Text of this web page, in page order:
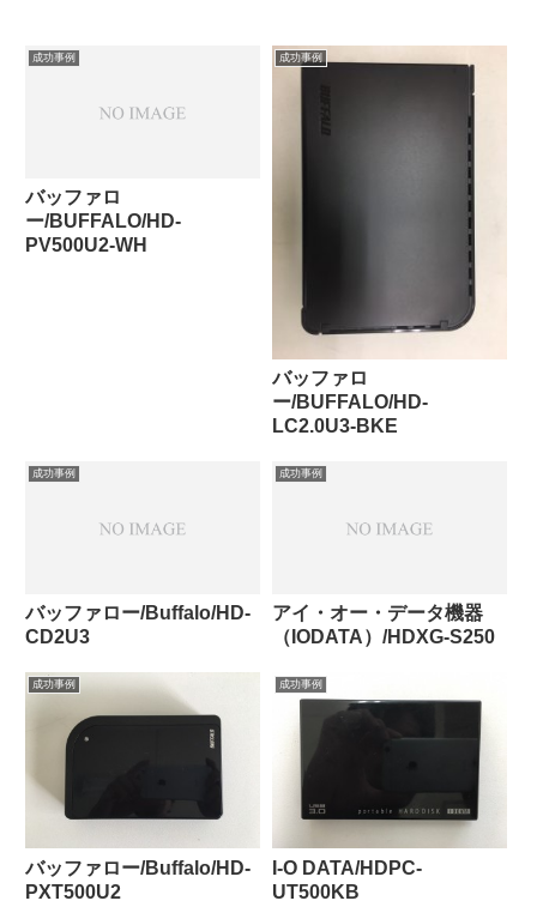
成功事例
バッファロ
ー/BUFFALO/HD-
PV500U2-WH
成功事例
バッファロ
ー/BUFFALO/HD-
LC2.0U3-BKE
成功事例
バッファロー/Buffalo/HD-
CD2U3
成功事例
アイ・オー・データ機器
（IODATA）/HDXG-S250
成功事例
バッファロー/Buffalo/HD-
PXT500U2
成功事例
I-O DATA/HDPC-
UT500KB